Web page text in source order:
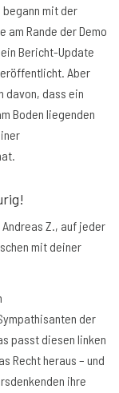
begann mit der
am Rande der Demo
Bericht-Update
Aber
davon, dass ein
Boden liegenden
Z., auf jeder
mit deiner
der
passt diesen linken
Recht heraus – und
ihre